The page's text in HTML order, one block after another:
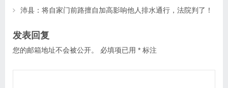
沛县：将自家门前路擅自加高影响他人排水通行，法院判了！
发表回复
您的邮箱地址不会被公开。 必填项已用 * 标注